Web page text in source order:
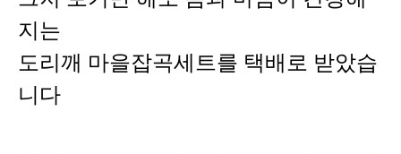
지는
도리깨 마을잡곡세트를 택배로 받았습
니다